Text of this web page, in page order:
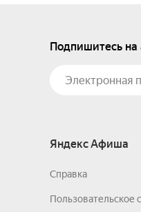
Подпишитесь на
Яндекс Афиша
Справка
Пользовательское